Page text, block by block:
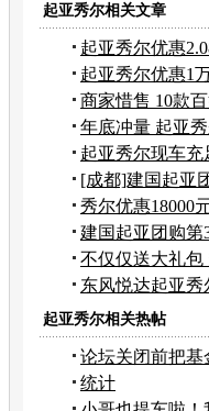
起亚秀尔相关文章
起亚秀尔优惠
元
起亚秀尔优惠1
齐全
商家惜售 10款
一览
年底冲量 起亚
起亚秀尔现车充
元
[成都]建国起亚
万
秀尔优惠18000
季
建国起亚团购第
万元
不仅仅送大礼包
万元
东风悦达起亚秀
应
起亚秀尔相关热帖
论坛关闭前把基
统计